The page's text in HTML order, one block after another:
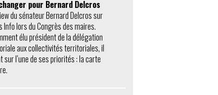
pour Bernard Delcros
du sénateur Bernard Delcros sur
Info lors du Congrès des maires.
élu président de la délégation
aux collectivités territoriales, il
sur l’une de ses priorités : la carte